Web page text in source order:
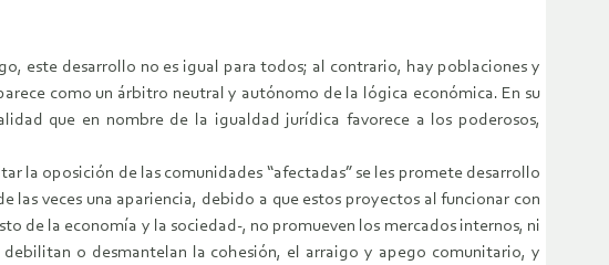
este desarrollo no es igual para todos; al contrario, hay poblaciones y
como un árbitro neutral y autónomo de la lógica económica. En su
que en nombre de la igualdad jurídica favorece a los poderosos,
la oposición de las comunidades “afectadas” se les promete desarrollo
veces una apariencia, debido a que estos proyectos al funcionar con
de la economía y la sociedad-, no promueven los mercados internos, ni
o desmantelan la cohesión, el arraigo y apego comunitario, y